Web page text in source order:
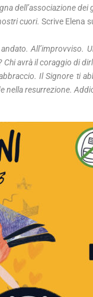
dell’associazione
cuori.Scrive Elena
andato. All’improvviso.
avrà il coraggio di
Il Signore ti
nella resurrezione.